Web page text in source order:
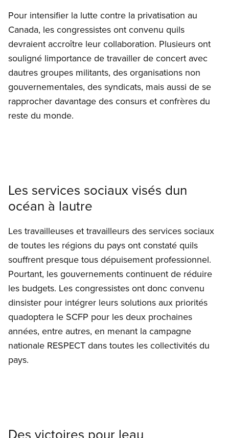
Pour intensifier la lutte contre la privatisation au
Canada, les congressistes ont convenu quils
devraient accroître leur collaboration. Plusieurs ont
souligné limportance de travailler de concert avec
dautres groupes militants, des organisations non
gouvernementales, des syndicats, mais aussi de se
rapprocher davantage des consurs et confrères du
reste du monde.
Les services sociaux visés dun
océan à lautre
Les travailleuses et travailleurs des services sociaux
de toutes les régions du pays ont constaté quils
souffrent presque tous dépuisement professionnel.
Pourtant, les gouvernements continuent de réduire
les budgets. Les congressistes ont donc convenu
dinsister pour intégrer leurs solutions aux priorités
quadoptera le SCFP pour les deux prochaines
années, entre autres, en menant la campagne
nationale RESPECT dans toutes les collectivités du
pays.
Des victoires pour leau